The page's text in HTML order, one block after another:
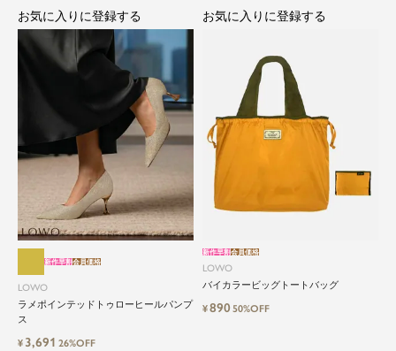
LOWO（ロワ）は、アパレルはもちろん、インナ
ー、バッグやシューズ、小物まで、驚くほどリー
ズナブルにラインナップ。
毎日のコーデに、ちょっとした変化を。いつもの
自分に、ちょっとした彩りを。
LOWOは、頑張りすぎないおしゃれを応援しま
す。
LOWO
ラメポインテッドトゥローヒールパンプ
ス
新作早割会員価格
¥ 3,691 26%OFF
お気に入りに登録する
LOWO
バイカラービッグトートバッグ
新作早割会員価格
¥89050%OFF
お気に入りに登録する